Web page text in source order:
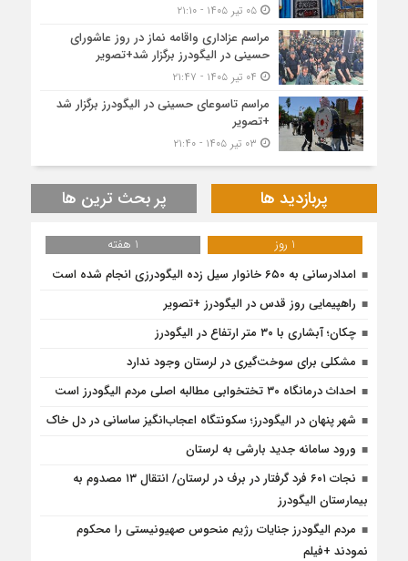
۰۵ تیر ۱۴۰۵ - ۲۱:۱۰
مراسم عزاداری واقامه نماز در روز عاشورای
حسینی در الیگودرز برگزار شد+تصویر
مراسم تاسوعای حسینی در الیگودرز برگزار شد
+تصویر
پربازدید ها پر بحث ترین ها
1 روز
1 هفته
امدادرسانی به ۶۵۰ خانوار سیل زده الیگودرزی انجام شده است
راهپیمایی روز قدس در الیگودرز +تصویر
چکان؛ آبشاری با ۳۰ متر ارتفاع در الیگودرز
مشکلی برای سوخت‌گیری در لرستان وجود ندارد
احداث درمانگاه ۳۰ تختخوابی مطالبه اصلی مردم الیگودرز است
شهر پنهان در الیگودرز؛ سکونتگاه اعجاب‌انگیز ساسانی در دل خاک
ورود سامانه جدید بارشی به لرستان
نجات ۶۰۱ فرد گرفتار در برف در لرستان/ انتقال ۱۳ مصدوم به
بیمارستان الیگودرز
مردم الیگودرز جنایات رژیم منحوس صهیونیستی را محکوم
نمودند +فیلم